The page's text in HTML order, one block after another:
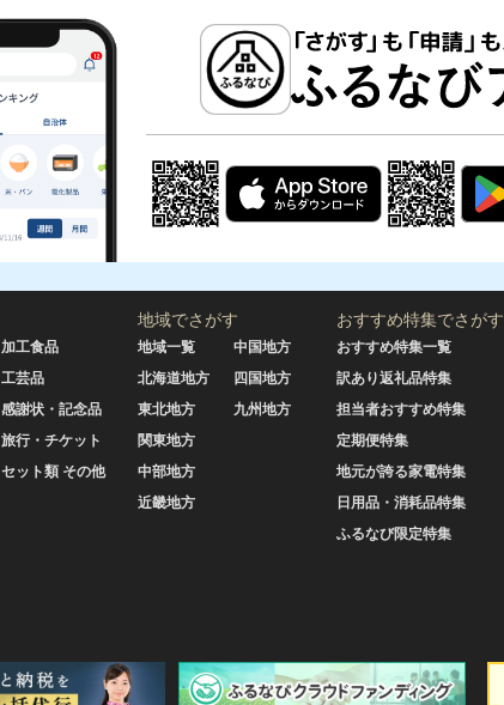
加工食品
工芸品
感謝状・記念品
旅行・チケット
セット類 その他
地域でさがす
地域一覧
北海道地方
東北地方
関東地方
中部地方
近畿地方
中国地方
四国地方
九州地方
おすすめ特集でさがす
おすすめ特集一覧
訳あり返礼品特集
担当者おすすめ特集
定期便特集
地元が誇る家電特集
日用品・消耗品特集
ふるなび限定特集